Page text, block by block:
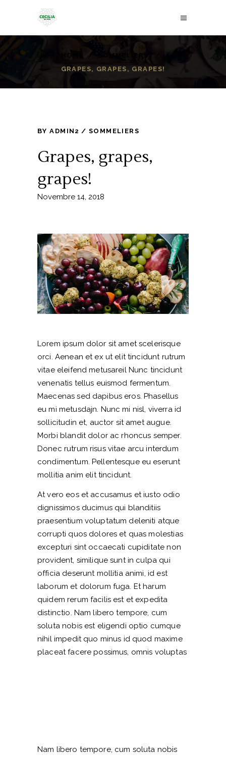
HOME / SOMMELIERS
GRAPES, GRAPES, GRAPES!
BYADMIN2 SOMMELIERS
Grapes, grapes,
grapes!
Novembre 14, 2018
Lorem ipsum dolor sit amet scelerisque
orci. Aenean et ex ut elit tincidunt rutrum
vitae eleifend metusareil Nunc tincidunt
venenatis tellus euismod fermentum.
Maecenas sed dapibus eros. Phasellus
eu mi metusdajn. Nunc mi nisl, viverra id
sollicitudin et, auctor sit amet augue.
Morbi blandit dolor ac rhoncus semper.
Donec rutrum risus vitae arcu interdum
condimentum. Pellentesque eu eserunt
mollitia anim elit tincidunt.
At vero eos et accusamus et iusto odio
dignissimos ducimus qui blanditiis
praesentium voluptatum deleniti atque
corrupti quos dolores et quas molestias
excepturi sint occaecati cupiditate non
provident, similique sunt in culpa qui
officia deserunt mollitia animi, id est
laborum et dolorum fuga. Et harum
quidem rerum facilis est et expedita
distinctio. Nam libero tempore, cum
soluta nobis est eligendi optio cumque
nihil impedit quo minus id quod maxime
placeat facere possimus, omnis voluptas
Nam libero tempore, cum soluta nobis